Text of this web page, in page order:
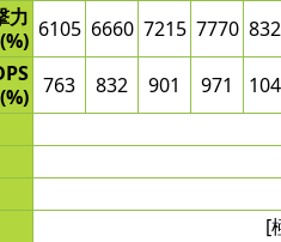
力
(%) 6105 6660 7215 7770
(%) 763 832 901 971
[